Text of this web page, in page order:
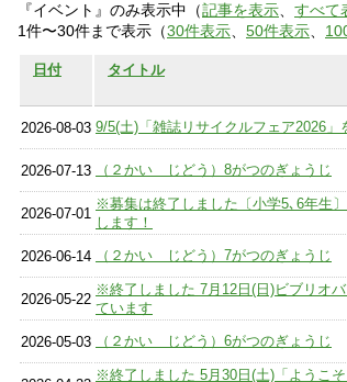
『イベント』のみ表示中（記事を表示 すべて
1件〜30件まで表示（30件表示 50件表示
日付 タイトル
2026-08-03 9/5(土)「雑誌リサイクルフェア2026」
2026-07-13 （２かい じどう）8がつのぎょうじ
2026-07-01
※募集は終了しました〔小学5､6年生
します！
2026-06-14 （２かい じどう）7がつのぎょうじ
2026-05-22
※終了しました 7月12日(日)ビブリオ
ています
2026-05-03 （２かい じどう）6がつのぎょうじ
※終了しました 5月30日(土)「ようこ